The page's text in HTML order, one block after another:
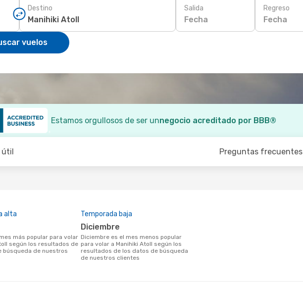
Destino Salida
Fecha
Regreso
Fecha
vuelos
Estamos orgullosos de ser unnegocio acreditado por BBB®
útil Preguntas frecuentes
alta
según los resultados de
búsqueda de nuestros
Temporada baja
diciembre
diciembre es el mes menos popular
para volar a Manihiki Atoll según los
resultados de los datos de búsqueda
de nuestros clientes